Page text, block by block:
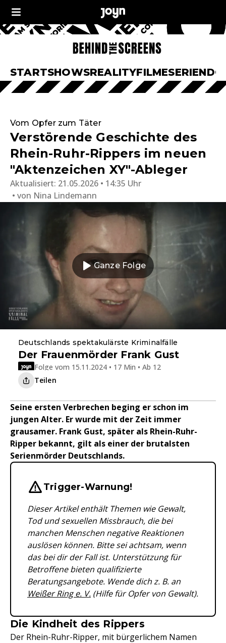
STARTSHOWSREALITYFILMESERIEN
Vom Opfer zum Täter
Verstörende Geschichte des
Rhein-Ruhr-Rippers im neuen
"Aktenzeichen XY"-Ableger
Aktualisiert: 21.05.2026 • 14:35 Uhr
von Nina Lindemann
Ganze Folge
Deutschlands spektakulärste Kriminalfälle
Der Frauenmörder Frank Gust
Folge vom 15.11.2024 • 17 Min • Ab 12
Teilen
Seine ersten Verbrechen beging er schon im
jungen Alter. Er wurde mit der Zeit immer
grausamer. Frank Gust, später als Rhein-Ruhr-
Ripper bekannt, gilt als einer der brutalsten
Serienmörder Deutschlands.
Wichtige Hinweise &
Trigger-Warnung!
Dieser Artikel enthält Themen wie Gewalt,
Tod und sexuellen Missbrauch, die bei
manchen Menschen negative Reaktionen
auslösen können. Bitte sei achtsam, wenn
das bei dir der Fall ist. Unterstützung für
Betroffene bieten qualifizierte
Beratungsangebote. Wende dich z. B. an
Weißer Ring e. V. (Hilfe für Opfer von Gewalt).
Die Kindheit des Rippers
Der Rhein-Ruhr-Ripper, mit bürgerlichem Namen